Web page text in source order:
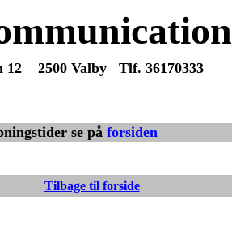
12 2500 Valby Tlf. 36170333
se på forsiden
Tilbage til forside